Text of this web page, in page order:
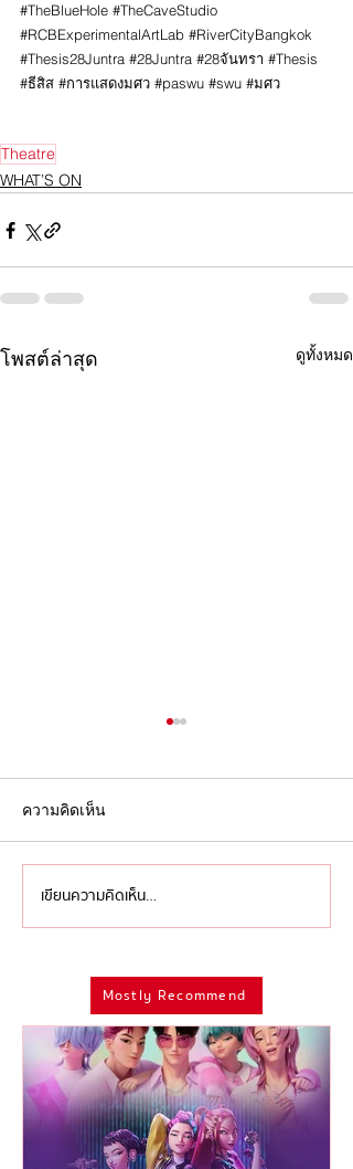
#TheBlueHole #TheCaveStudio
#RCBExperimentalArtLab #RiverCityBangkok
#Thesis28Juntra #28Juntra #28จันทรา #Thesis
#ธีสิส #การแสดงมศว #paswu #swu #มศว
Theatre
WHAT’S ON
โพสต์ล่าสุด ดูทั้งหมด
กันยาต้อง ‘ไม่ยม’ ส่งท้าย
เดือนหม่นๆ ด้วยการแสดงที่
ความคิดเห็น
เขียนความคิดเห็น…
Mostly Recommend